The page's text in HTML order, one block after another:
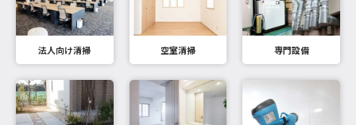
法人向け清掃 空室清掃 専門設備